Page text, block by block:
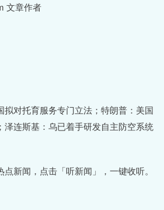
文章作者
拟对托育服务专门立法；特朗普：美国
泽连斯基：乌已着手研发自主防空系统
新闻，点击「听新闻」，一键收听。